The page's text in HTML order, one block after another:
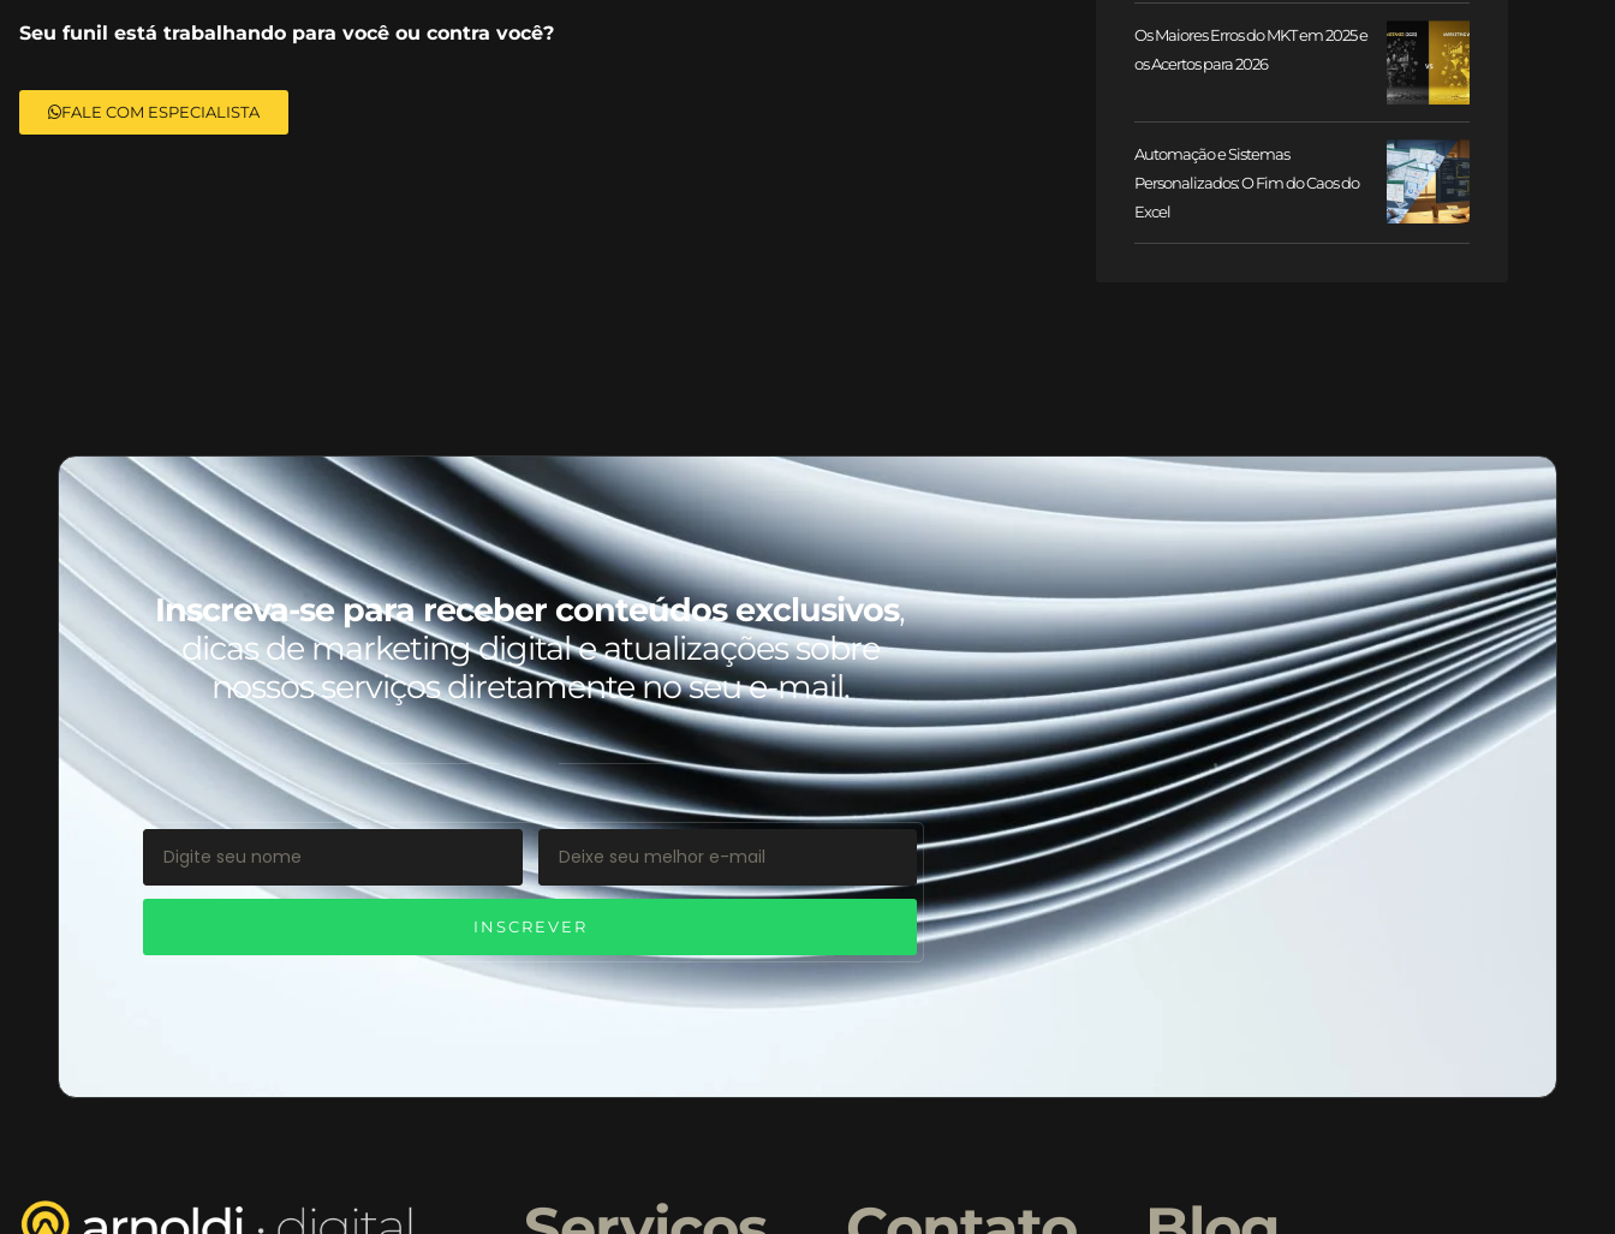
Seu funil está trabalhando para você ou contra você?
FALE COM ESPECIALISTA
Os Maiores Erros do MKT em 2025 e
os Acertos para 2026
Automação e Sistemas
Personalizados: O Fim do Caos do
Excel
Inscreva-se para receber conteúdos exclusivos,
dicas de marketing digital e atualizações sobre
nossos serviços diretamente no seu e-mail.
INSCREVER